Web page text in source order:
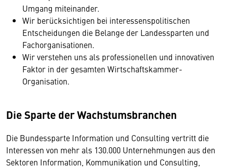
Umgang miteinander.
Wir berücksichtigen bei interessenspolitischen
Entscheidungen die Belange der Landessparten und
Fachorganisationen.
Wir verstehen uns als professionellen und innovativen
Faktor in der gesamten Wirtschaftskammer-
Organisation.
Die Sparte der Wachstumsbranchen
Die Bundessparte Information und Consulting vertritt die
Interessen von mehr als 130.000 Unternehmungen aus den
Sektoren Information, Kommunikation und Consulting,